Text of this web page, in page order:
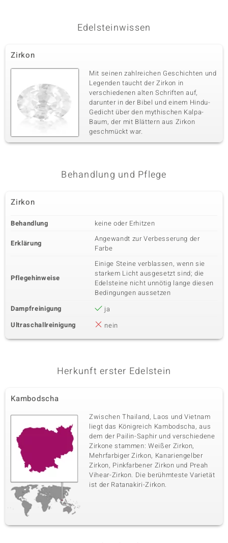
Edelsteinwissen
Zirkon
Mit seinen zahlreichen Geschichten und
Legenden taucht der Zirkon in
verschiedenen alten Schriften auf,
darunter in der Bibel und einem Hindu-
Gedicht über den mythischen Kalpa-
Baum, der mit Blättern aus Zirkon
geschmückt war.
Behandlung und Pflege
Zirkon
Behandlung keine oder Erhitzen
Erklärung
Angewandt zur Verbesserung der
Farbe
Pflegehinweise
Einige Steine verblassen, wenn sie
starkem Licht ausgesetzt sind; die
Edelsteine nicht unnötig lange diesen
Bedingungen aussetzen
Dampfreinigung
ja
Ultraschallreinigung
nein
Herkunft erster Edelstein
Kambodscha
Zwischen Thailand, Laos und Vietnam
liegt das Königreich Kambodscha, aus
dem der Pailin-Saphir und verschiedene
Zirkone stammen: Weißer Zirkon,
Mehrfarbiger Zirkon, Kanariengelber
Zirkon, Pinkfarbener Zirkon und Preah
Vihear-Zirkon. Die berühmteste Varietät
ist der Ratanakiri-Zirkon.